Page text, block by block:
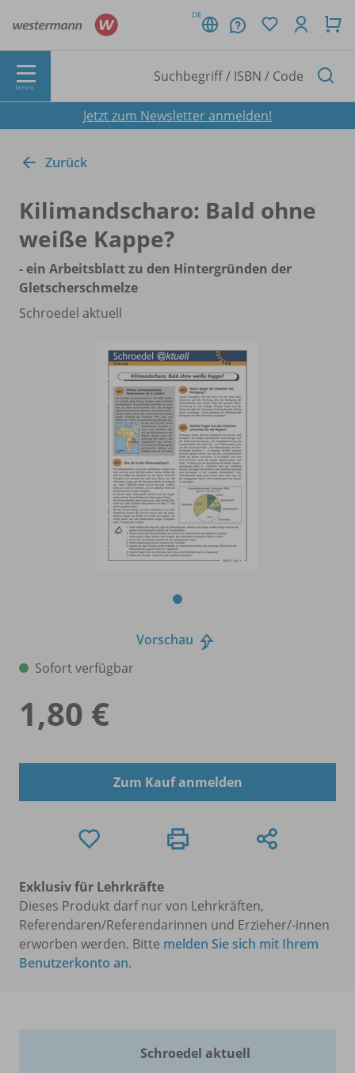
DE
MENÜ
Jetzt zum Newsletter anmelden!
Zurück
Kilimandscharo: Bald ohne
weiße Kappe?
- ein Arbeitsblatt zu den Hintergründen der
Gletscherschmelze
Schroedel aktuell
Vorschau
Sofort verfügbar
1,80 €
Zum Kauf anmelden
Exklusiv für Lehrkräfte
Dieses Produkt darf nur von Lehrkräften,
Referendaren/Referendarinnen und Erzieher/-innen
erworben werden. Bitte melden Sie sich mit Ihrem
Benutzerkonto an.
Schroedel aktuell